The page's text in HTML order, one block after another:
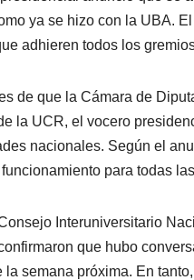
ya se hizo con la UBA.
adhieren todos los
de que la Cámara de
la UCR, el vocero
nacionales. Según el
para todas
Interuniversitario
que hubo
la semana próxima. En